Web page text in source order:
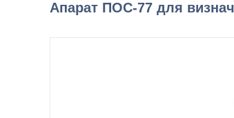
Апарат ПОС-77 для